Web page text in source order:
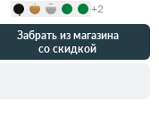
+2
Забрать из магазина
со скидкой